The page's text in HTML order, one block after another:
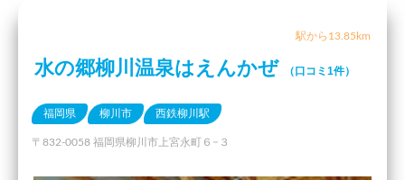
駅から13.85km
水の郷柳川温泉はえんかぜ （口コミ1件）
福岡県 柳川市 西鉄柳川駅
〒832-0058 福岡県柳川市上宮永町６−３